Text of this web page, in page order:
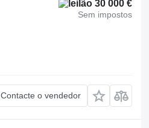
30 000 €
Sem impostos
Contacte o vendedor